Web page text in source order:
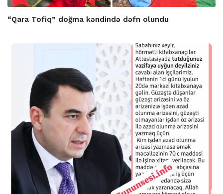
“Qara Tofiq” doğma kəndində dəfn olundu